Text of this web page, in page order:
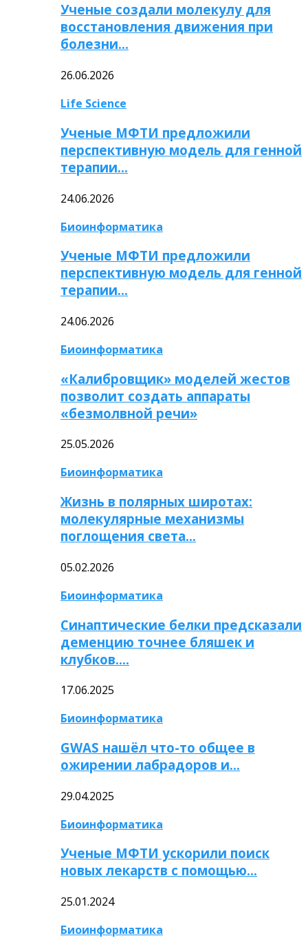
Ученые создали молекулу для
восстановления движения при
болезни…
26.06.2026
Life Science
Ученые МФТИ предложили
перспективную модель для генной
терапии…
24.06.2026
Биоинформатика
Ученые МФТИ предложили
перспективную модель для генной
терапии…
24.06.2026
Биоинформатика
«Калибровщик» моделей жестов
позволит создать аппараты
«безмолвной речи»
25.05.2026
Биоинформатика
Жизнь в полярных широтах:
молекулярные механизмы
поглощения света…
05.02.2026
Биоинформатика
Синаптические белки предсказали
деменцию точнее бляшек и
клубков….
17.06.2025
Биоинформатика
GWAS нашёл что-то общее в
ожирении лабрадоров и…
29.04.2025
Биоинформатика
Ученые МФТИ ускорили поиск
новых лекарств с помощью…
25.01.2024
Биоинформатика